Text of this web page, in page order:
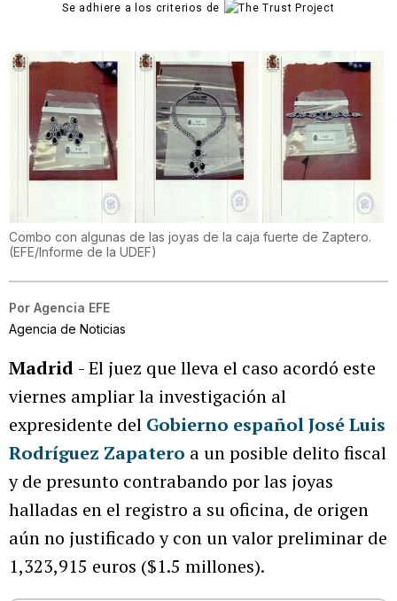
Se adhiere a los criterios de
Combo con algunas de las joyas de la caja fuerte de Zaptero.
(EFE/Informe de la UDEF)
Por Agencia EFE
Agencia de Noticias
Madrid - El juez que lleva el caso acordó este
viernes ampliar la investigación al
expresidente del Gobierno español José Luis
Rodríguez Zapatero a un posible delito fiscal
y de presunto contrabando por las joyas
halladas en el registro a su oficina, de origen
aún no justificado y con un valor preliminar de
1,323,915 euros ($1.5 millones).